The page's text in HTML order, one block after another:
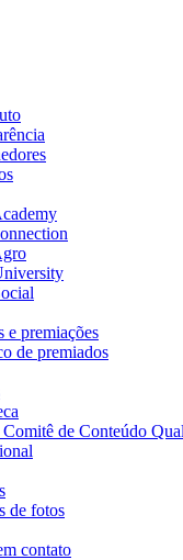
e premiações
de premiados
de Conteúdo
de fotos
contato